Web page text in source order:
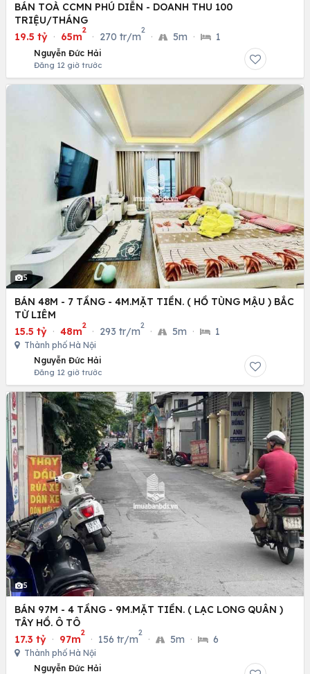
BÁN TOÀ CCMN PHÚ DIỄN - DOANH THU 100
TRIỆU/THÁNG
19.5 tỷ · 65m
2
· 270 tr/m
2
· 5m · 1
Nguyễn Đức Hải
Đăng 12 giờ trước
5
BÁN 48M - 7 TẦNG - 4M.MẶT TIỀN. ( HỒ TÙNG MẬU ) BẮC
TỪ LIÊM
15.5 tỷ · 48m
2
· 293 tr/m
2
· 5m · 1
Thành phố Hà Nội
Nguyễn Đức Hải
Đăng 12 giờ trước
5
BÁN 97M - 4 TẦNG - 9M.MẶT TIỀN. ( LẠC LONG QUÂN )
TÂY HỒ. Ô TÔ
17.3 tỷ · 97m
2
· 156 tr/m
2
· 5m · 6
Thành phố Hà Nội
Nguyễn Đức Hải